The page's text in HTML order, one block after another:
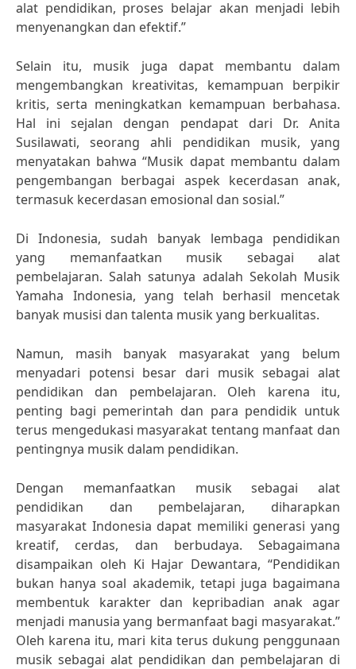
alat pendidikan, proses belajar akan menjadi lebih
menyenangkan dan efektif.”
Selain itu, musik juga dapat membantu dalam
mengembangkan kreativitas, kemampuan berpikir
kritis, serta meningkatkan kemampuan berbahasa.
Hal ini sejalan dengan pendapat dari Dr. Anita
Susilawati, seorang ahli pendidikan musik, yang
menyatakan bahwa “Musik dapat membantu dalam
pengembangan berbagai aspek kecerdasan anak,
termasuk kecerdasan emosional dan sosial.”
Di Indonesia, sudah banyak lembaga pendidikan
yang memanfaatkan musik sebagai alat
pembelajaran. Salah satunya adalah Sekolah Musik
Yamaha Indonesia, yang telah berhasil mencetak
banyak musisi dan talenta musik yang berkualitas.
Namun, masih banyak masyarakat yang belum
menyadari potensi besar dari musik sebagai alat
pendidikan dan pembelajaran. Oleh karena itu,
penting bagi pemerintah dan para pendidik untuk
terus mengedukasi masyarakat tentang manfaat dan
pentingnya musik dalam pendidikan.
Dengan memanfaatkan musik sebagai alat
pendidikan dan pembelajaran, diharapkan
masyarakat Indonesia dapat memiliki generasi yang
kreatif, cerdas, dan berbudaya. Sebagaimana
disampaikan oleh Ki Hajar Dewantara, “Pendidikan
bukan hanya soal akademik, tetapi juga bagaimana
membentuk karakter dan kepribadian anak agar
menjadi manusia yang bermanfaat bagi masyarakat.”
Oleh karena itu, mari kita terus dukung penggunaan
musik sebagai alat pendidikan dan pembelajaran di